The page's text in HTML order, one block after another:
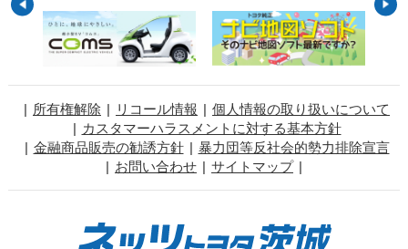
所有権解除 リコール情報
個人情報の取り扱いについて
カスタマーハラスメントに対する基本方針
金融商品販売の勧誘方針
暴力団等反社会的勢力排除宣言
お問い合わせ
サイトマップ